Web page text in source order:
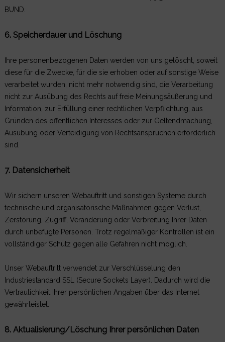
BUND.
6. Speicherdauer und Löschung
Ihre personenbezogenen Daten werden von uns gelöscht, soweit
diese für die Zwecke, für die sie erhoben oder auf sonstige Weise
verarbeitet wurden, nicht mehr notwendig sind, die Verarbeitung
nicht zur Ausübung des Rechts auf freie Meinungsäußerung und
Information, zur Erfüllung einer rechtlichen Verpflichtung, aus
Gründen des öffentlichen Interesses oder zur Geltendmachung,
Ausübung oder Verteidigung von Rechtsansprüchen erforderlich
sind.
7. Datensicherheit
Wir sichern unseren Webauftritt und sonstigen Systeme durch
technische und organisatorische Maßnahmen gegen Verlust,
Zerstörung, Zugriff, Veränderung oder Verbreitung Ihrer Daten
durch unbefugte Personen. Trotz regelmäßiger Kontrollen ist ein
vollständiger Schutz gegen alle Gefahren nicht möglich.
Unser Webauftritt verwendet zur Verschlüsselung den
Industriestandard SSL (Secure Sockets Layer). Dadurch wird die
Vertraulichkeit Ihrer persönlichen Angaben über das Internet
gewährleistet.
8. Aktualisierung/Löschung Ihrer persönlichen Daten